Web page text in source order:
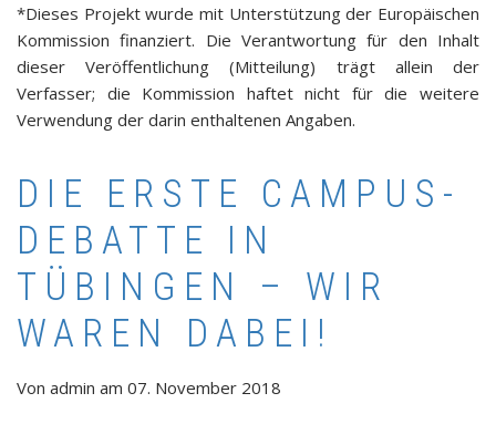
*Dieses Projekt wurde mit Unterstützung der Europäischen
Kommission finanziert. Die Verantwortung für den Inhalt
dieser Veröffentlichung (Mitteilung) trägt allein der
Verfasser; die Kommission haftet nicht für die weitere
Verwendung der darin enthaltenen Angaben.
DIE ERSTE CAMPUS-
DEBATTE IN
TÜBINGEN – WIR
WAREN DABEI!
Von admin am 07. November 2018